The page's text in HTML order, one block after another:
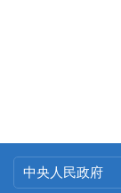
中央人民政府